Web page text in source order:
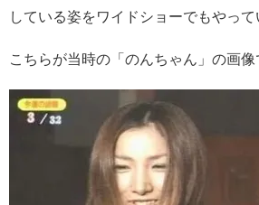
している姿をワイドショーでもやって
こちらが当時の「のんちゃん」の画像